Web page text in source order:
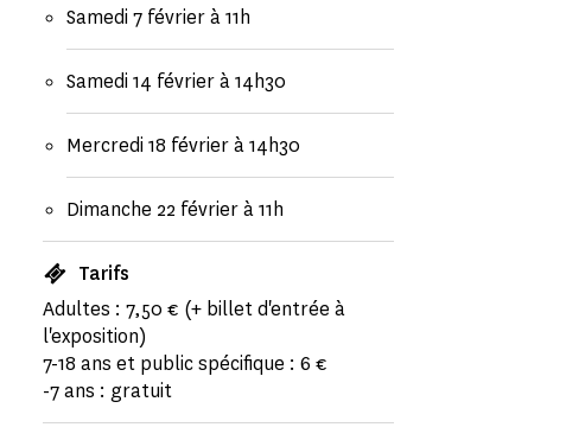
Samedi 7 février à 11h
Samedi 14 février à 14h30
Mercredi 18 février à 14h30
Dimanche 22 février à 11h
Tarifs
Adultes : 7,50 € (+ billet d'entrée à
l'exposition)
7-18 ans et public spécifique : 6 €
-7 ans : gratuit